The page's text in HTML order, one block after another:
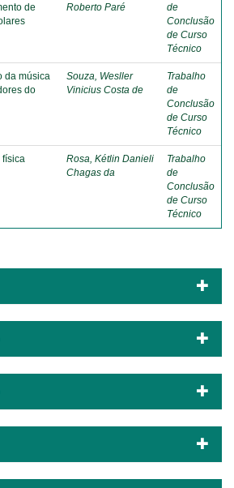
de
Roberto Paré
de
Conclusão
de Curso
Técnico
da música
do
Souza, Wesller
Vinicius Costa de
Trabalho
de
Conclusão
de Curso
Técnico
física
Rosa, Kétlin Danieli
Chagas da
Trabalho
de
Conclusão
de Curso
Técnico